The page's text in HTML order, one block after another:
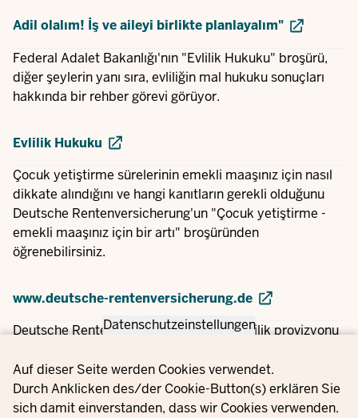
Privacy settings
Datenschutzeinstellungen
Auf dieser Seite werden Cookies verwendet.
Durch Anklicken des/der Cookie-Button(s) erklären Sie
sich damit einverstanden, dass wir Cookies verwenden.
Adil olalım! İş ve aileyi birlikte planlayalım"
Federal Adalet Bakanlığı'nın "Evlilik Hukuku" broşürü,
diğer şeylerin yanı sıra, evliliğin mal hukuku sonuçları
hakkında bir rehber görevi görüyor.
Evlilik Hukuku
Çocuk yetiştirme sürelerinin emekli maaşınız için nasıl
dikkate alındığını ve hangi kanıtların gerekli olduğunu
Deutsche Rentenversicherung'un "Çocuk yetiştirme -
emekli maaşınız için bir artı" broşüründen
öğrenebilirsiniz.
www.deutsche-rentenversicherung.de
Deutsche Rentenversicherung'un "Emeklilik provizyonu
finansal güvence sağlamak için ek provizyon biçimleri
için seçenekleri göstermektedir.